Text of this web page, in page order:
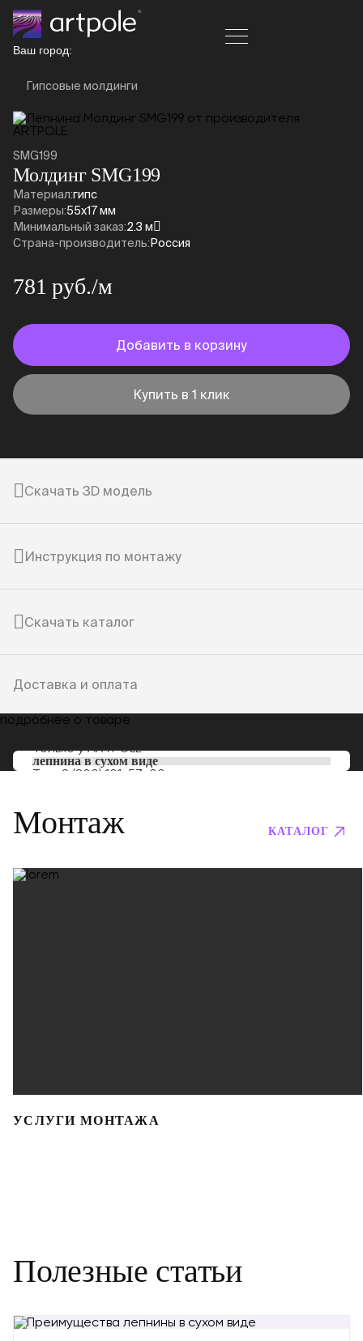
Ваш город:
Гипсовые молдинги
SMG199
Молдинг SMG199
Материал:гипс
Размеры:55x17 мм
Минимальный заказ:2.3 м
Страна-производитель: Россия
781 руб./м
Добавить в корзину
Купить в 1 клик
Скачать 3D модель
Инструкция по монтажу
Скачать каталог
Доставка и оплата
подробнее о товаре
Только уARTPOLE
лепнина в сухом виде
Тел: 8 (800) 101-53-00
Монтаж КАТАЛОГ
УСЛУГИ МОНТАЖА
Полезные статьи